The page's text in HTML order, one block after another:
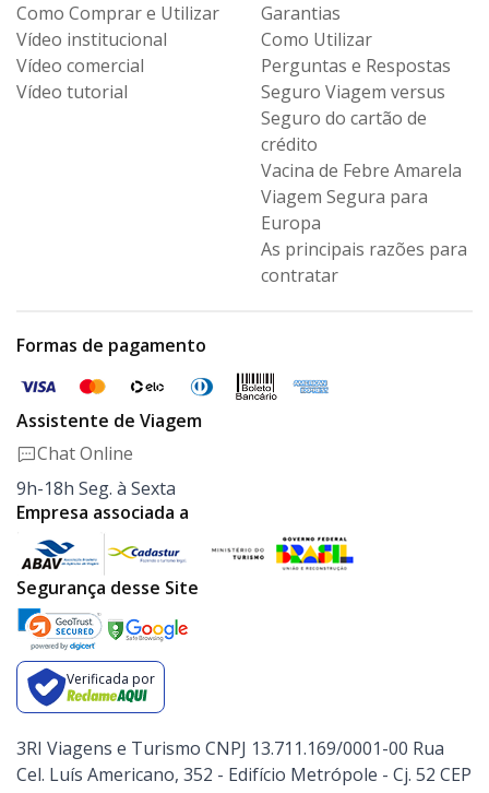
Como Comprar e Utilizar
Vídeo institucional
Vídeo comercial
Vídeo tutorial
Garantias
Como Utilizar
Perguntas e Respostas
Seguro Viagem versus
Seguro do cartão de
crédito
Vacina de Febre Amarela
Viagem Segura para
Europa
As principais razões para
contratar
Formas de pagamento
Assistente de Viagem
Chat Online
9h-18h Seg. à Sexta
Empresa associada a
Segurança desse Site
Verificada por
3RI Viagens e Turismo CNPJ 13.711.169/0001-00 Rua
Cel. Luís Americano, 352 - Edifício Metrópole - Cj. 52 CEP